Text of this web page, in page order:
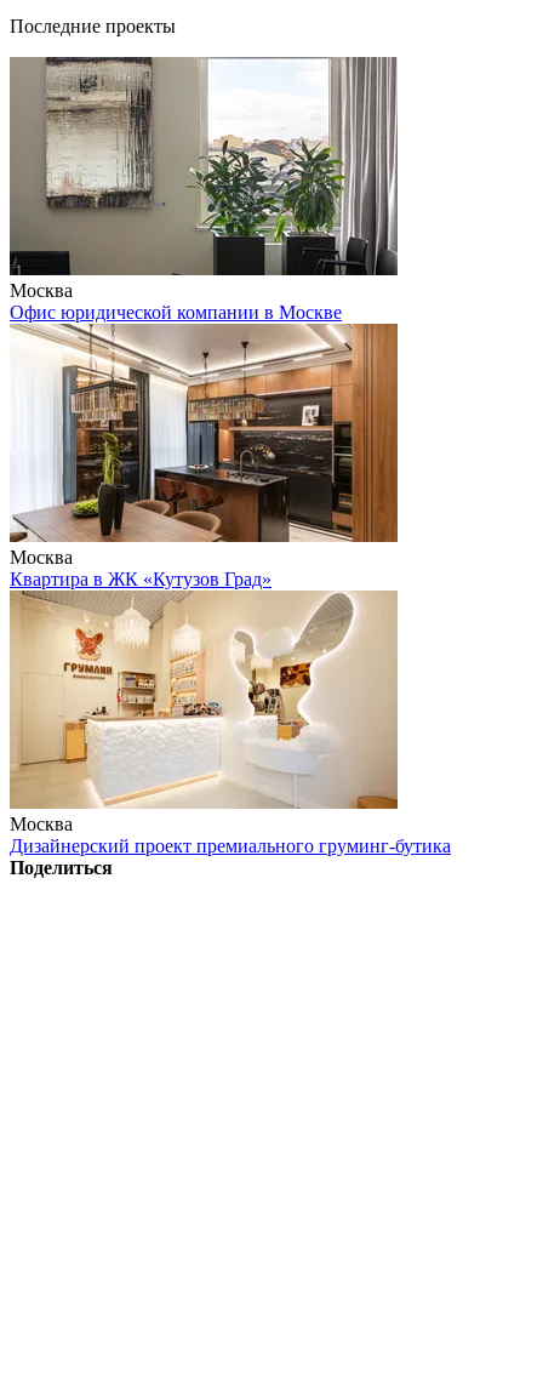
Последние проекты
Москва
Офис юридической компании в Москве
Москва
Квартира в ЖК «Кутузов Град»
Москва
Дизайнерский проект премиального груминг-бутика
Поделиться